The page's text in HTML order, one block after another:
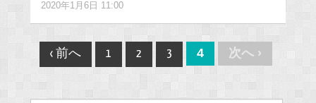
2020年1月6日 11:00
Post
navigation
‹ 前へ 1 2 3 4 次へ ›